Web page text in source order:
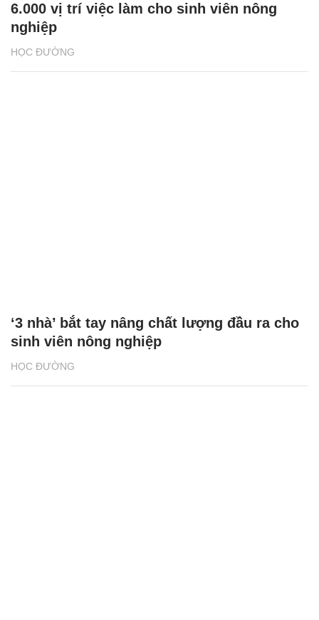
HỌC ĐƯỜNG
6.000 vị trí việc làm cho sinh viên nông
nghiệp
HỌC ĐƯỜNG
‘3 nhà’ bắt tay nâng chất lượng đầu ra cho
sinh viên nông nghiệp